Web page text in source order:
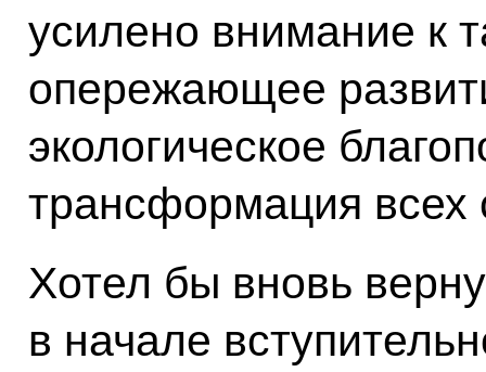
усилено внимание к
опережающее
экологическое
трансформация
Хотел бы вновь
в начале